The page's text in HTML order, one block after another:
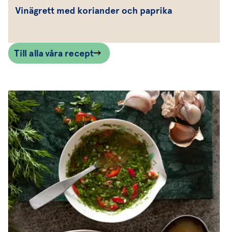
Vinägrett med koriander och paprika
Till alla våra recept